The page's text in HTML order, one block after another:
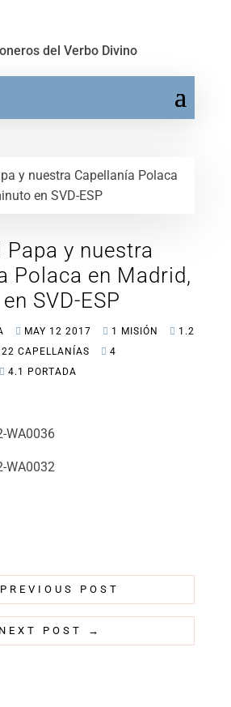
Papa y nuestra
Polaca en Madrid,
SVD-ESP
MAY 12 2017 1 MISIÓN
1.2
CAPELLANÍAS
4
4.1 PORTADA
PREVIOUS POST
NEXT POST →